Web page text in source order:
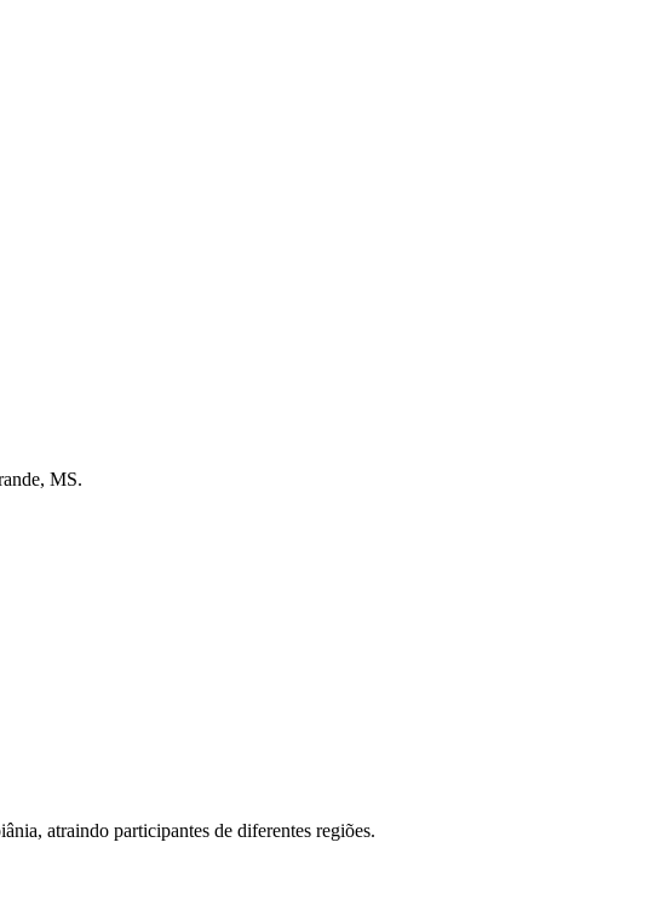
MS.
atraindo participantes de diferentes regiões.